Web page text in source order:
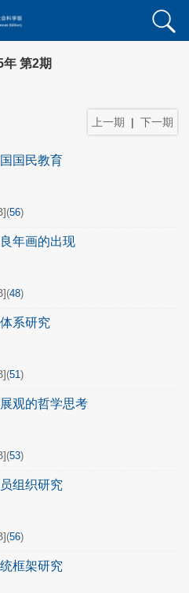
年 第2期
上一期 | 下一期
国民教育
](56)
年画的出现
](48)
系研究
](51)
观的哲学思考
](53)
组织研究
](56)
框架研究